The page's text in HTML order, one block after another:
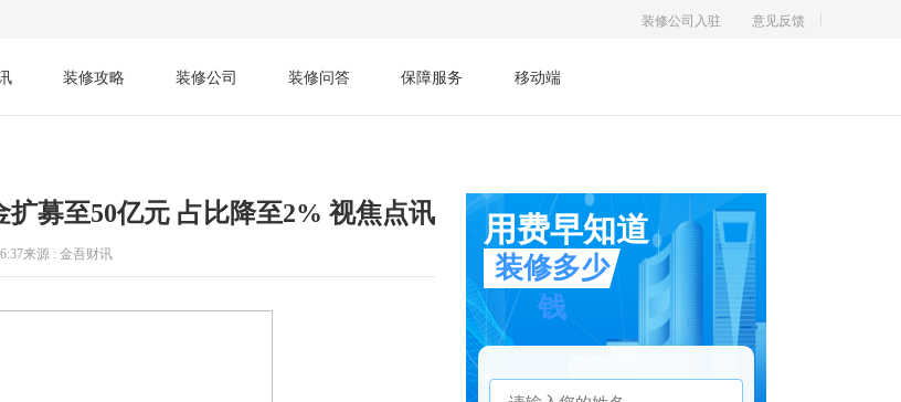
意见反馈
装修公司入驻
装修攻略 装修公司 装修问答 保障服务 移动端
募至50亿元 占比降至2% 视焦点讯
来源 : 金吾财讯